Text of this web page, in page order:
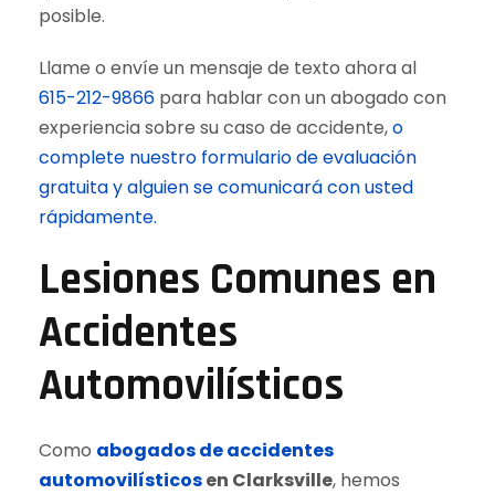
posible.
Llame o envíe un mensaje de texto ahora al
615-212-9866 para hablar con un abogado con
experiencia sobre su caso de accidente,o
complete nuestro formulario de evaluación
gratuita y alguien se comunicará con usted
rápidamente.
Lesiones Comunes en
Accidentes
Automovilísticos
Como abogados de accidentes
automovilísticosen Clarksville, hemos